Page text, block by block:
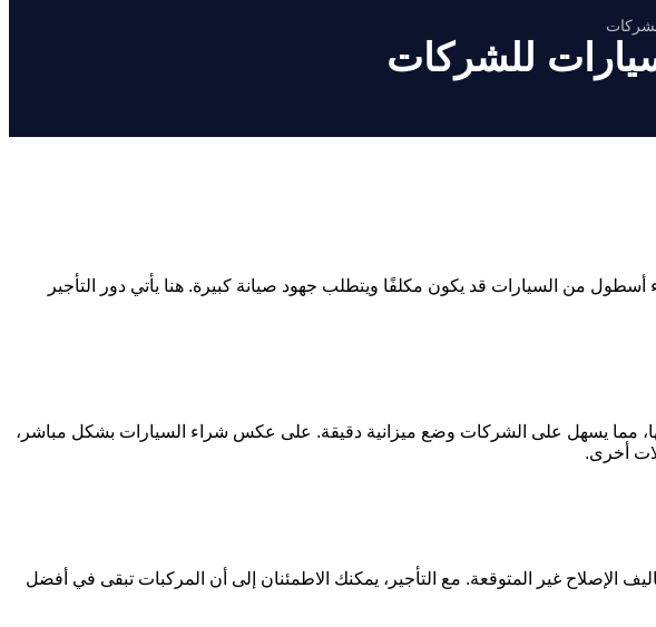
للشركات
من السيارات قد يكون مكلفًا ويتطلب جهود صيانة كبيرة. هنا يأتي دور التأجير
بها، مما يسهل على الشركات وضع ميزانية دقيقة. على عكس شراء السيارات بشكل مباشر،
أخرى.
الإصلاح غير المتوقعة. مع التأجير، يمكنك الاطمئنان إلى أن المركبات تبقى في أفضل